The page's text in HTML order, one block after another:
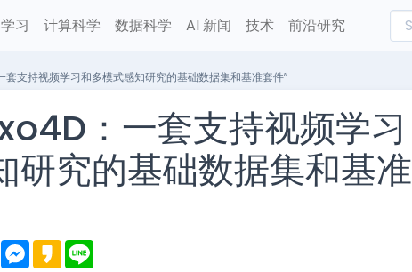
习 计算科学 数据科学 AI 新闻 技术 前沿研究
套支持视频学习和多模式感知研究的基础数据集和基准套件”
：一套支持视频学习
研究的基础数据集和基准
W
h
M
e
K
a